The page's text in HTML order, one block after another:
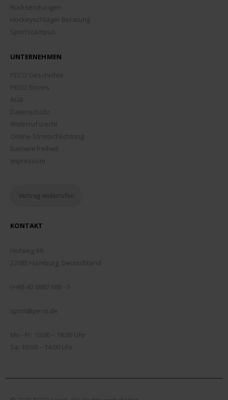
Rücksendungen
Hockeyschläger Beratung
Sportscampus
UNTERNEHMEN
PECO Geschichte
PECO Stores
AGB
Datenschutz
Widerrufsrecht
Online-Streitschlichtung
Barrierefreiheit
Impressum
Vertrag widerrufen
KONTAKT
Hofweg 96
22085 Hamburg, Deutschland
(+49) 40 6887 688 - 0
sport@peco.de
Mo - Fr: 10:00 – 18:00 Uhr
Sa: 10:00 – 14:00 Uhr